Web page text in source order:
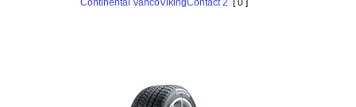
Continental VancoVikingContact 2 [ 0 ]